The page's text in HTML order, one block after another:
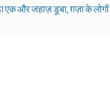
एक और जहाज़ डूबा, ग़ज़ा के